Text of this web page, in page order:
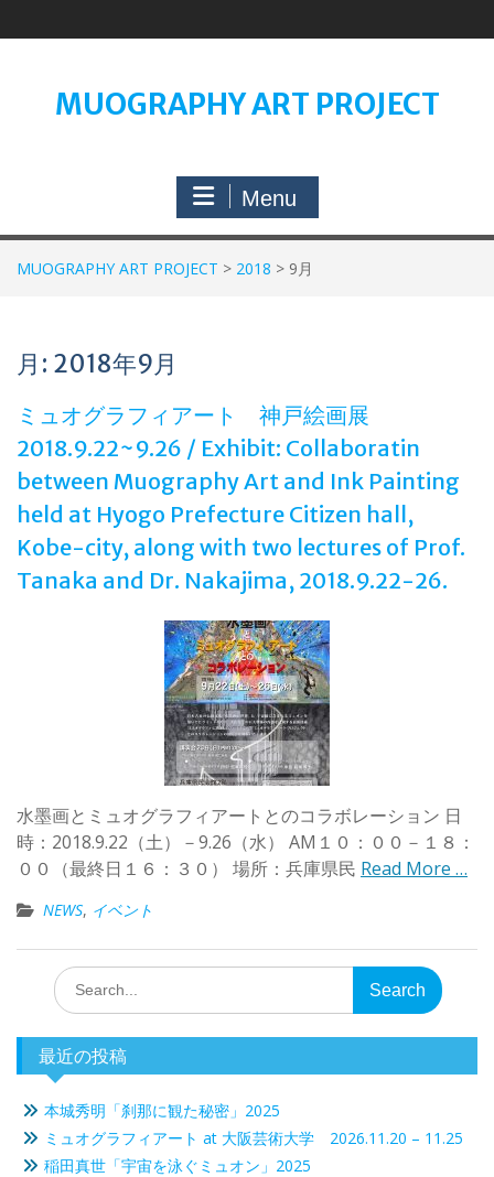
to
MUOGRAPHY ART PROJECT
Menu
MUOGRAPHY ART PROJECT > 2018 > 9月
月: 2018年9月
ミュオグラフィアート 神戸絵画展
2018.9.22~9.26 / Exhibit: Collaboratin
between Muography Art and Ink Painting
held at Hyogo Prefecture Citizen hall,
Kobe-city, along with two lectures of Prof.
Tanaka and Dr. Nakajima, 2018.9.22-26.
水墨画とミュオグラフィアートとのコラボレーション 日
時：2018.9.22（土）－9.26（水） AM１０：００－１８：
００（最終日１６：３０） 場所：兵庫県民 Read More …
NEWS, イベント
Search
for:
最近の投稿
本城秀明「刹那に観た秘密」2025
ミュオグラフィアート at 大阪芸術大学 2026.11.20 – 11.25
稲田真世「宇宙を泳ぐミュオン」2025